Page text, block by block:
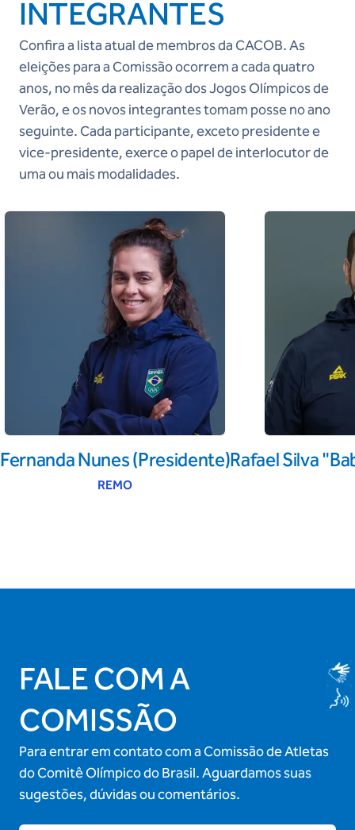
INTEGRANTES
Confira a lista atual de membros da CACOB. As
eleições para a Comissão ocorrem a cada quatro
anos, no mês da realização dos Jogos Olímpicos de
Verão, e os novos integrantes tomam posse no ano
seguinte. Cada participante, exceto presidente e
vice-presidente, exerce o papel de interlocutor de
uma ou mais modalidades.
Fernanda Nunes (Presidente)
REMO
Rafael Silva
FALE COM A
COMISSÃO
Para entrar em contato com a Comissão de Atletas
do Comitê Olímpico do Brasil. Aguardamos suas
sugestões, dúvidas ou comentários.